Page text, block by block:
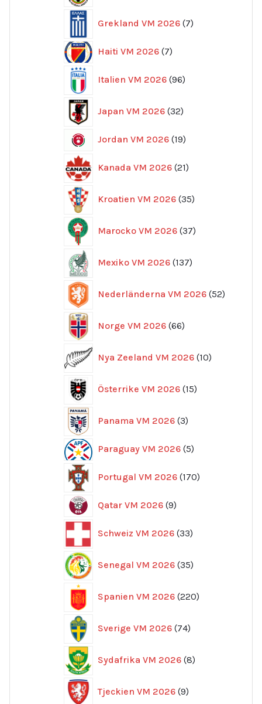
Grekland VM 2026 7
produkter
Haiti VM 2026 77
Italien VM 2026 96
produkter
Japan VM 2026 32
produkter
Jordan VM 2026 1919
Kanada VM 2026 21
produkter
Kroatien VM 2026 35
produkter
Marocko VM 2026 37
produkter
Mexiko VM 2026 137
produkter
Nederländerna VM 2026 52
Norge VM 2026 66
produkter
Nya Zeeland VM 2026 10
produkter
Österrike VM 2026 15
produkter
Panama VM 2026 3
produkter
Paraguay VM 2026 55
Portugal VM 2026 170
produkter
Qatar VM 2026 99
Schweiz VM 2026 33
produkter
Senegal VM 2026 35
produkter
Spanien VM 2026 220
produkter
Sverige VM 2026 74
produkter
Sydafrika VM 2026 8
produkter
Tjeckien VM 2026 9
produkter